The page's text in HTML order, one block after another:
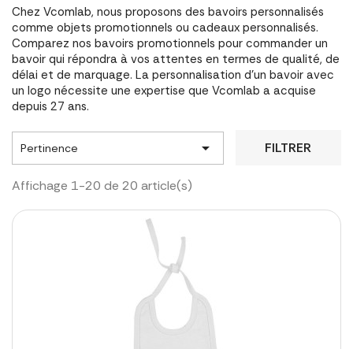
Chez Vcomlab, nous proposons des bavoirs personnalisés
comme objets promotionnels ou cadeaux personnalisés.
Comparez nos bavoirs promotionnels pour commander un
bavoir qui répondra à vos attentes en termes de qualité, de
délai et de marquage. La personnalisation d'un bavoir avec
un logo nécessite une expertise que Vcomlab a acquise
depuis 27 ans.
Pertinence  FILTRER
Affichage 1-20 de 20 article(s)